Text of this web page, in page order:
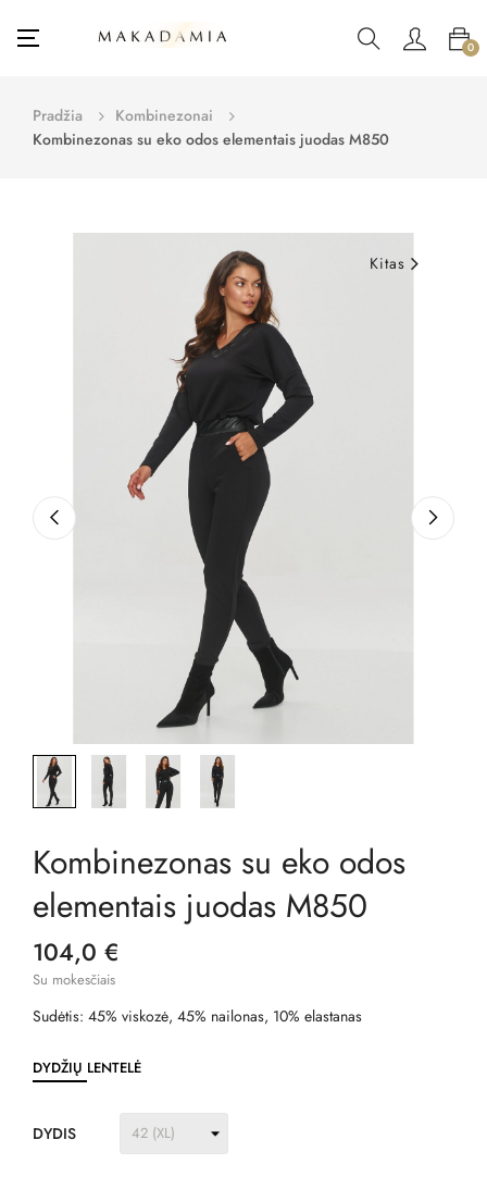
Toggle
☰ 0
Pradžia
Kombinezonai
Kombinezonas su eko odos elementais juodas M850
Kitas
Kombinezonas su eko odos
elementais juodas M850
104,0 €
Su mokesčiais
Sudėtis: 45% viskozė, 45% nailonas, 10% elastanas
DYDŽIŲ LENTELĖ
DYDIS